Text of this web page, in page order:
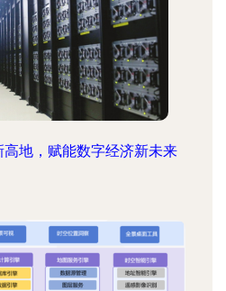
地，赋能数字经济新未来